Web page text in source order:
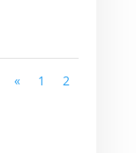
« 1 2